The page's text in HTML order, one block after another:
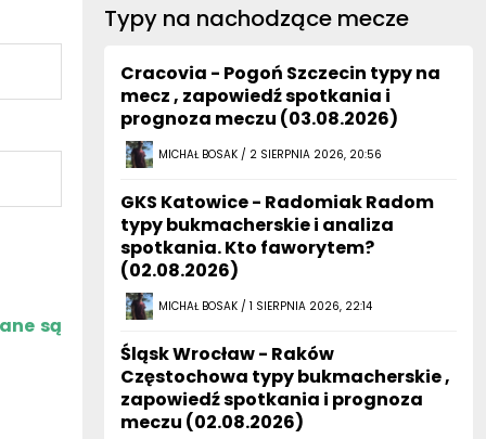
są
Typy na nachodzące mecze
Cracovia - Pogoń Szczecin typy na
mecz , zapowiedź spotkania i
prognoza meczu (03.08.2026)
MICHAŁ BOSAK / 2 SIERPNIA 2026, 20:56
GKS Katowice - Radomiak Radom
typy bukmacherskie i analiza
spotkania. Kto faworytem?
(02.08.2026)
MICHAŁ BOSAK / 1 SIERPNIA 2026, 22:14
Śląsk Wrocław - Raków
Częstochowa typy bukmacherskie ,
zapowiedź spotkania i prognoza
meczu (02.08.2026)